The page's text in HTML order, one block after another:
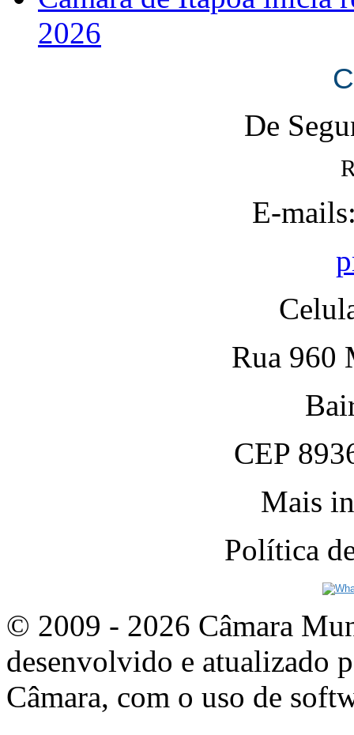
2026
De
E-
Rua 960
CEP
Mais
Política
© 2009 - 2026 Câmara
desenvolvido e atualizado
Câmara, com o uso de